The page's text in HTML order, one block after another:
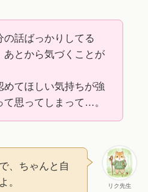
の話ばっかりしてる
とから気づくことが
めてほしい気持ちが強
て思ってしまって…。
リク先生
、ちゃんと自
。